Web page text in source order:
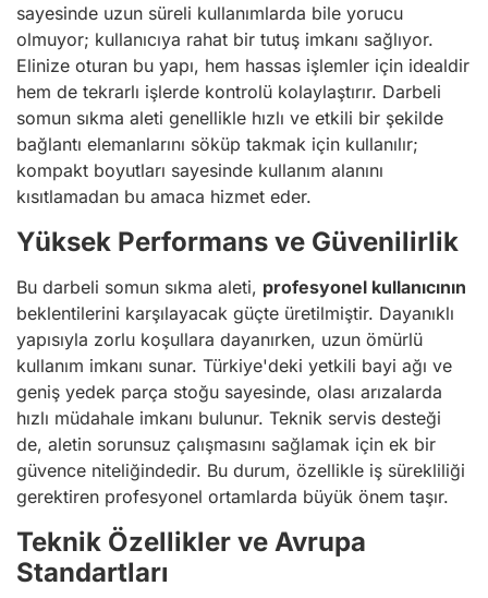
sayesinde uzun süreli kullanımlarda bile yorucu
olmuyor; kullanıcıya rahat bir tutuş imkanı sağlıyor.
Elinize oturan bu yapı, hem hassas işlemler için idealdir
hem de tekrarlı işlerde kontrolü kolaylaştırır. Darbeli
somun sıkma aleti genellikle hızlı ve etkili bir şekilde
bağlantı elemanlarını söküp takmak için kullanılır;
kompakt boyutları sayesinde kullanım alanını
kısıtlamadan bu amaca hizmet eder.
Yüksek Performans ve Güvenilirlik
Bu darbeli somun sıkma aleti, profesyonel kullanıcının
beklentilerini karşılayacak güçte üretilmiştir. Dayanıklı
yapısıyla zorlu koşullara dayanırken, uzun ömürlü
kullanım imkanı sunar. Türkiye'deki yetkili bayi ağı ve
geniş yedek parça stoğu sayesinde, olası arızalarda
hızlı müdahale imkanı bulunur. Teknik servis desteği
de, aletin sorunsuz çalışmasını sağlamak için ek bir
güvence niteliğindedir. Bu durum, özellikle iş sürekliliği
gerektiren profesyonel ortamlarda büyük önem taşır.
Teknik Özellikler ve Avrupa
Standartları